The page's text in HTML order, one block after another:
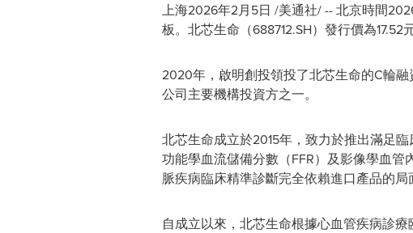
上海2026年2月5日 /美通社/ -- 北京時間
板。北芯生命（688712.SH）發行價為17.52
2020年，啟明創投領投了北芯生命的C輪
公司主要機構投資方之一。
北芯生命成立於2015年，致力於推出滿足
功能學血流儲備分數（FFR）及影像學血
脈疾病臨床精準診斷完全依賴進口產品的局
自成立以來，北芯生命根據心血管疾病診